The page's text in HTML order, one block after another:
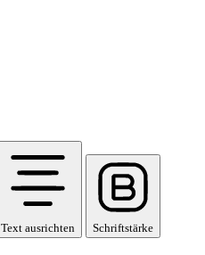
Text ausrichten Schriftstärke